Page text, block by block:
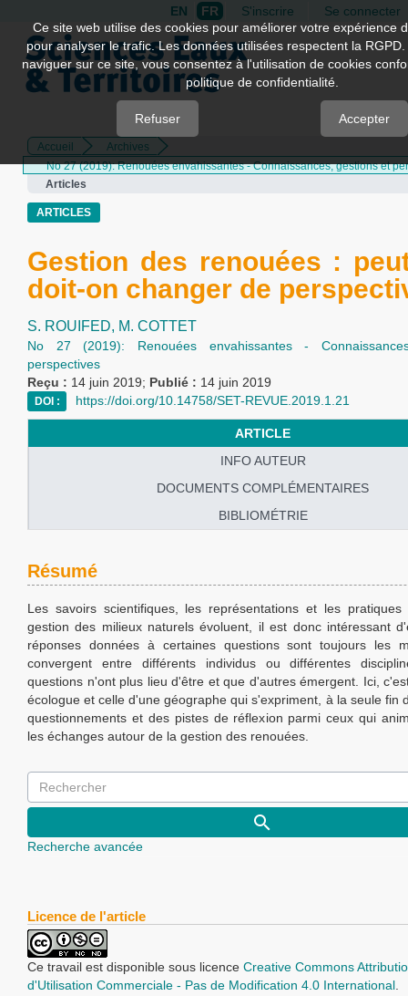
Quick
jump
page
Main
Navigation
Main
Content
EN FR S'inscrire Se connecter
Accueil
Archives
No 27 (2019): Renouées envahissantes - Connaissances, gestions et
Articles
ARTICLES
Gestion des renouées :
doit-on changer de
S. ROUIFED, M. COTTET
No 27 (2019): Renouées envahissantes -
perspectives
Reçu : 14 juin 2019; Publié : 14 juin 2019
DOI : https://doi.org/10.14758/SET-REVUE.2019.1.21
ARTICLE
INFO AUTEUR
DOCUMENTS COMPLÉMENTAIRES
BIBLIOMÉTRIE
Résumé
Les savoirs scientifiques, les représentations et les
gestion des milieux naturels évoluent, il est donc intéressant
réponses données à certaines questions sont toujours les
convergent entre différents individus ou différentes
questions n'ont plus lieu d'être et que d'autres émergent. Ici,
écologue et celle d'une géographe qui s'expriment, à la seule fin
questionnements et des pistes de réflexion parmi ceux qui
les échanges autour de la gestion des renouées.
Recherche avancée
Licence de l'article
Ce travail est disponible sous licence Creative Commons
d'Utilisation Commerciale - Pas de Modification 4.0 International.
Ce site web utilise des cookies pour améliorer votre expérience
pour analyser le trafic. Les données utilisées respectent la
naviguer sur ce site, vous consentez à l'utilisation de cookies
politique de confidentialité.
Refuser Accepter